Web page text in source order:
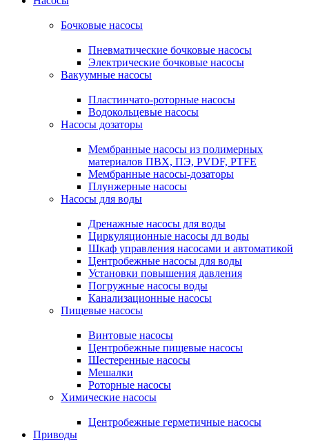
Бочковые насосы
Пневматические бочковые насосы
Электрические бочковые насосы
Вакуумные насосы
Пластинчато-роторные насосы
Водокольцевые насосы
Насосы дозаторы
Мембранные насосы из полимерных
материалов ПВХ, ПЭ, PVDF, PTFE
Мембранные насосы-дозаторы
Плунжерные насосы
Насосы для воды
Дренажные насосы для воды
Циркуляционные насосы дл воды
Шкаф управления насосами и автоматикой
Центробежные насосы для воды
Установки повышения давления
Погружные насосы воды
Канализационные насосы
Пищевые насосы
Винтовые насосы
Центробежные пищевые насосы
Шестеренные насосы
Мешалки
Роторные насосы
Химические насосы
Центробежные герметичные насосы
Приводы